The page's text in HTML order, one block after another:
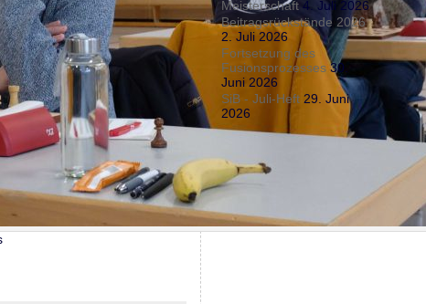
Meisterschaft 4. Juli 2026
Beitragsrückstände 2026
2. Juli 2026
Fortsetzung des
Fusionsprozesses 30.
Juni 2026
SiB - Juli-Heft 29. Juni
2026